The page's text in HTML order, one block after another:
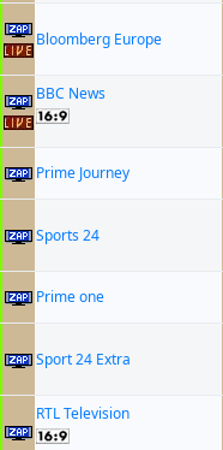
Bloomberg Europe
BBC News
Prime Journey
Sports 24
Prime one
Sport 24 Extra
RTL Television